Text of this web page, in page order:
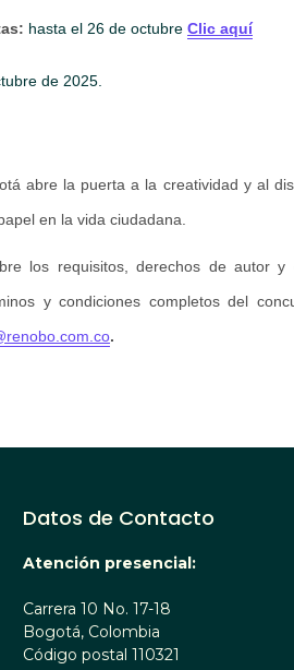
hasta el 26 de octubre Clic aquí
de 2025.
abre la puerta a la creatividad y al
en la vida ciudadana.
los requisitos, derechos de autor y
y condiciones completos del
.
Datos de Contacto
Atención presencial:
Carrera 10 No. 17-18
Bogotá, Colombia
Código postal 110321